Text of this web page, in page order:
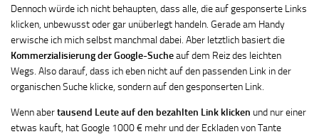
Dennoch würde ich nicht behaupten, dass alle, die auf gesponserte Links
klicken, unbewusst oder gar unüberlegt handeln. Gerade am Handy
erwische ich mich selbst manchmal dabei. Aber letztlich basiert die
Kommerzialisierung der Google-Sucheauf dem Reiz des leichten
Wegs. Also darauf, dass ich eben nicht auf den passenden Link in der
organischen Suche klicke, sondern auf den gesponserten Link.
Wenn abertausend Leute auf den bezahlten Link klicken und nur einer
etwas kauft, hat Google 1000 € mehr und der Eckladen von Tante